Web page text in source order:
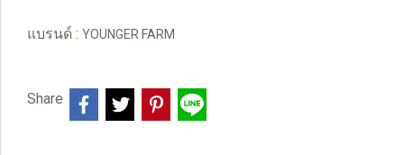
แบรนด์ : YOUNGER FARM
Share